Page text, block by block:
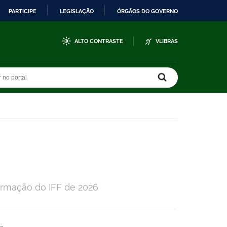
PARTICIPE LEGISLAÇÃO ÓRGÃOS DO GOVERNO
ALTO CONTRASTE VLIBRAS
do IFF de 2026